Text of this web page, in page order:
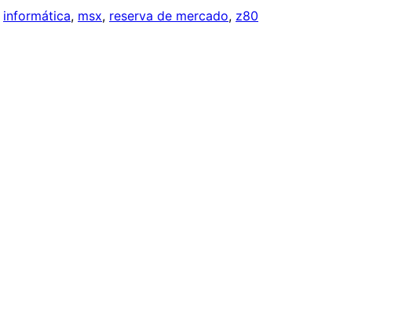
informática, msx, reserva de mercado, z80